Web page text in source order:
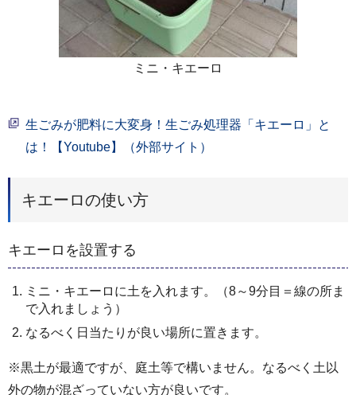
ミニ・キエーロ
生ごみが肥料に大変身！生ごみ処理器「キエーロ」と
は！【Youtube】（外部サイト）
キエーロの使い方
キエーロを設置する
ミニ・キエーロに土を入れます。（8～9分目＝線の所ま
で入れましょう）
なるべく日当たりが良い場所に置きます。
※黒土が最適ですが、庭土等で構いません。なるべく土以
外の物が混ざっていない方が良いです。